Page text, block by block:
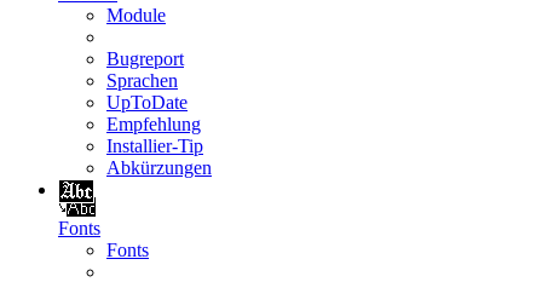
Module
Bugreport
Sprachen
UpToDate
Empfehlung
Installier-Tip
Abkürzungen
Fonts
Fonts